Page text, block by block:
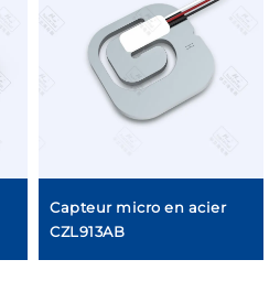
Capteur micro en acier
CZL913AB